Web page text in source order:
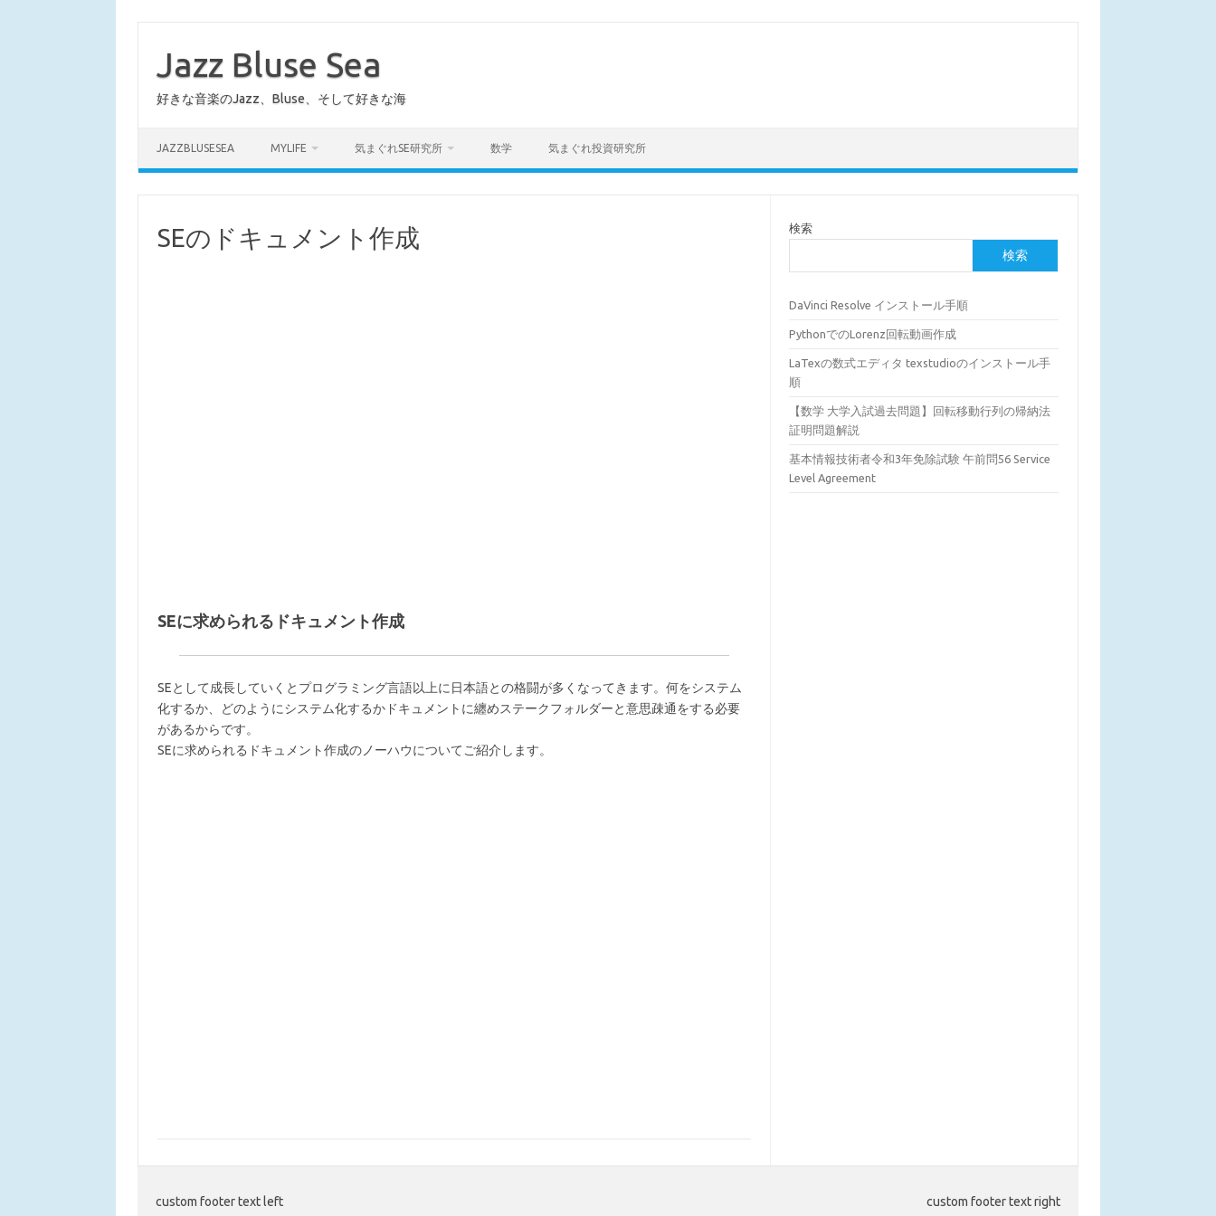
Jazz Bluse Sea
好きな音楽のJazz、Bluse、そして好きな海
JAZZBLUSESEA MYLIFE 気まぐれSE研究所 数学 気まぐれ投資研究所
SEのドキュメント作成
SEに求められるドキュメント作成
SEとして成長していくとプログラミング言語以上に日本語との格闘が多くなってきます。何をシステム
化するか、どのようにシステム化するかドキュメントに纏めステークフォルダーと意思疎通をする必要
があるからです。
SEに求められるドキュメント作成のノーハウについてご紹介します。
検索
検索
DaVinci Resolve インストール手順
PythonでのLorenz回転動画作成
LaTexの数式エディタ texstudioのインストール手
順
【数学 大学入試過去問題】回転移動行列の帰納法
証明問題解説
基本情報技術者令和3年免除試験 午前問56 Service
Level Agreement
custom footer text left custom footer text right